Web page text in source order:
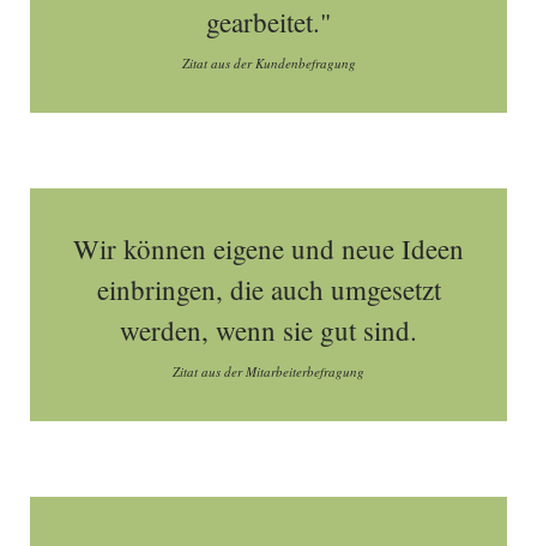
gearbeitet."
Zitat aus der Kundenbefragung
Wir können eigene und neue Ideen
einbringen, die auch umgesetzt
werden, wenn sie gut sind.
Zitat aus der Mitarbeiterbefragung